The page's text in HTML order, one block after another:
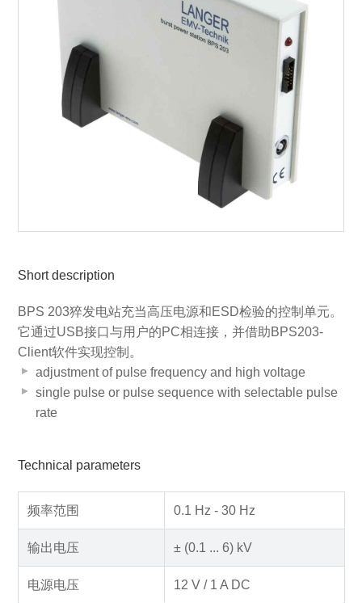
Short description
BPS 203猝发电站充当高压电源和ESD检验的控制单元。
它通过USB接口与用户的PC相连接，并借助BPS203-
Client软件实现控制。
adjustment of pulse frequency and high voltage
single pulse or pulse sequence with selectable pulse
rate
Technical parameters
频率范围 0.1 Hz - 30 Hz
输出电压 ± (0.1 ... 6) kV
电源电压 12 V / 1 A DC